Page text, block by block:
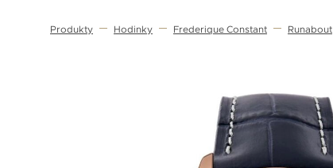
Produkty Hodinky Frederique Constant Runabout